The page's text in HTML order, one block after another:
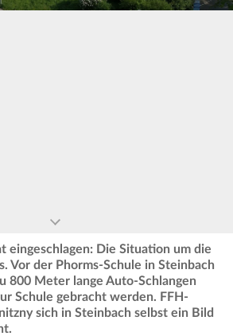
eingeschlagen: Die Situation um die
Vor der Phorms-Schule in Steinbach
800 Meter lange Auto-Schlangen
Schule gebracht werden. FFH-
sich in Steinbach selbst ein Bild